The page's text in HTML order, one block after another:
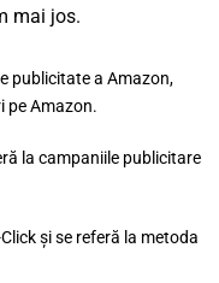
mai jos.
publicitate a Amazon,
pe Amazon.
la campaniile publicitare
și se referă la metoda